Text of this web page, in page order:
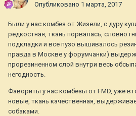
Опубликовано 1 марта, 2017
Были у нас комбез от Жизели, с дуру
редкостная, ткань порвалась, словно
подкладки и все пузо вышивалось
правда в Москве у форумчанки)
прорезиненном слой внутри весь
негодность.
Фавориты у нас комбезы от FMD, уже
новые, ткань качественная,
собаками.